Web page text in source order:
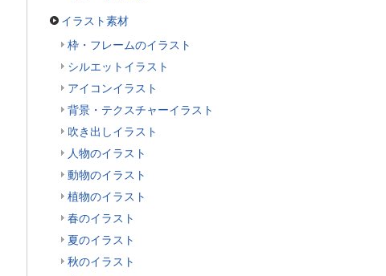
イラスト素材
枠・フレームのイラスト
シルエットイラスト
アイコンイラスト
背景・テクスチャーイラスト
吹き出しイラスト
人物のイラスト
動物のイラスト
植物のイラスト
春のイラスト
夏のイラスト
秋のイラスト